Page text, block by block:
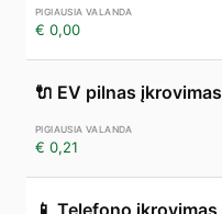
€ 0,00
🔌 EV pilnas įkrovimas
€ 0,21
📱 Telefono įkrovimas